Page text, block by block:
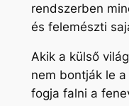
rendszerben
és felemészti
Akik a külső
nem bontják le
fogja falni a